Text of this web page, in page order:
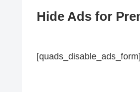
Hide Ads for
[quads_disable_ads_form]